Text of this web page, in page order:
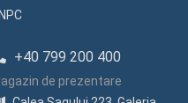
+40 799 200 400
de prezentare